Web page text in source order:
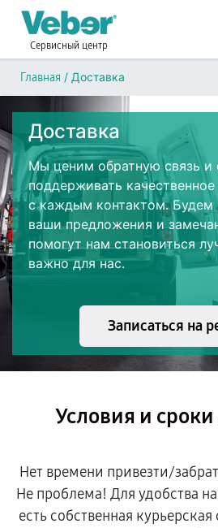
Сервисный центр
Главная / Доставка
Доставка
Мы ценим обратную связь и
поддерживать
с каждым контактом.
ваши предложения и
помогут нам становиться
важно для нас.
Записаться на
Условия и
Нет времени привезти/
Не проблема! Для удобства
есть собственная